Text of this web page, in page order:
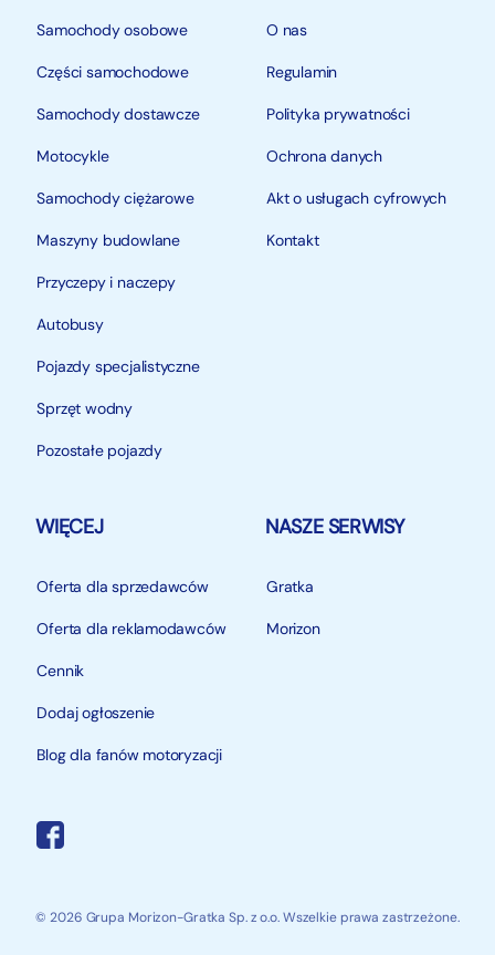
Samochody osobowe
Części samochodowe
Samochody dostawcze
Motocykle
Samochody ciężarowe
Maszyny budowlane
Przyczepy i naczepy
Autobusy
Pojazdy specjalistyczne
Sprzęt wodny
Pozostałe pojazdy
O nas
Regulamin
Polityka prywatności
Ochrona danych
Akt o usługach cyfrowych
Kontakt
WIĘCEJ
Oferta dla sprzedawców
Oferta dla reklamodawców
Cennik
Dodaj ogłoszenie
Blog dla fanów motoryzacji
NASZE SERWISY
Gratka
Morizon
© 2026 Grupa Morizon-Gratka Sp. z o.o. Wszelkie prawa zastrzeżone.